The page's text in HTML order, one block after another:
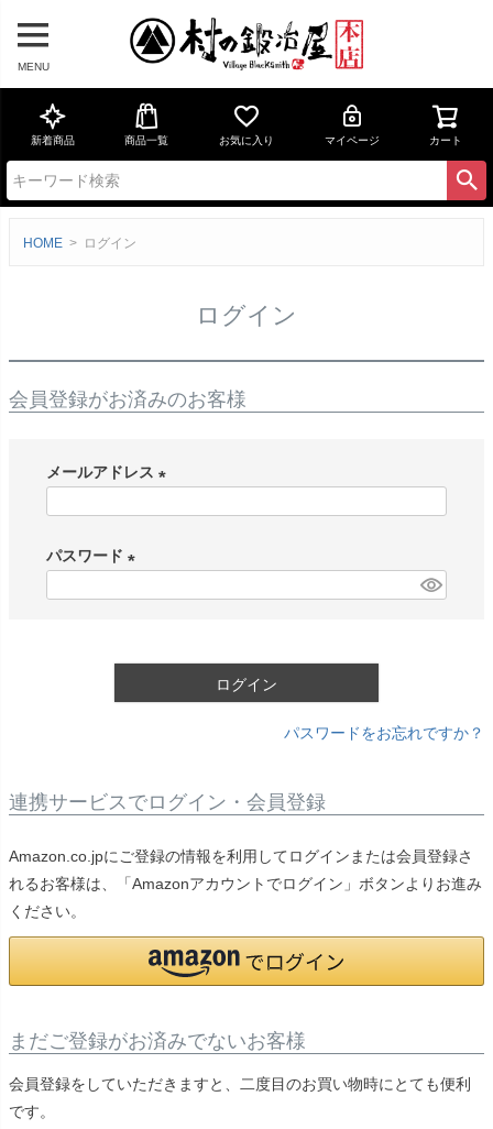
MENU
新着商品 商品一覧 お気に入り マイページ カート
HOME ログイン
ログイン
会員登録がお済みのお客様
メールアドレス
パスワード
ログイン
パスワードをお忘れですか？
連携サービスでログイン・会員登録
Amazon.co.jpにご登録の情報を利用してログインまたは会員登録さ
れるお客様は、「Amazonアカウントでログイン」ボタンよりお進み
ください。
まだご登録がお済みでないお客様
会員登録をしていただきますと、二度目のお買い物時にとても便利
です。